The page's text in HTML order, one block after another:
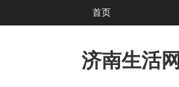
首页
济南生活网